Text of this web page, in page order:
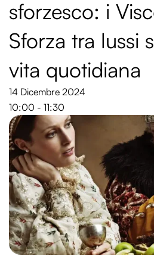
sforzesco: i
Sforza tra lussi
vita quotidiana
14 Dicembre 2024
10:00 - 11:30